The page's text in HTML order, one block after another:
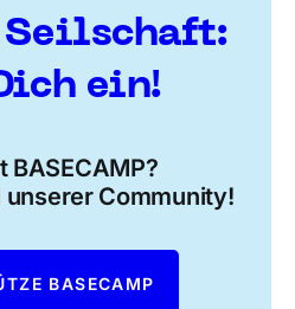
Seilschaft:
ein!
BASECAMP?
unserer Community!
BASECAMP